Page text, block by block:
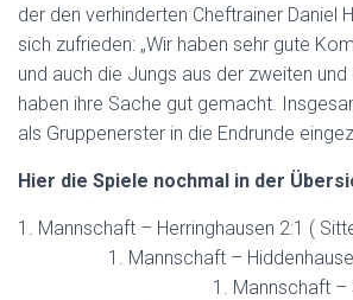
der den verhinderten Cheftrainer Daniel
sich zufrieden: „Wir haben sehr gute
und auch die Jungs aus der zweiten
haben ihre Sache gut gemacht.
als Gruppenerster in die Endrunde
Hier die Spiele nochmal in der
1. Mannschaft – Herringhausen
1. Mannschaft –
1. Mannschaft –